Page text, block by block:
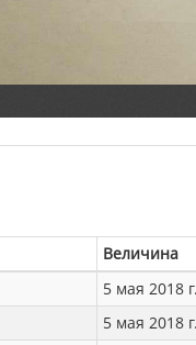
Величина
5 мая 2018
5 мая 2018